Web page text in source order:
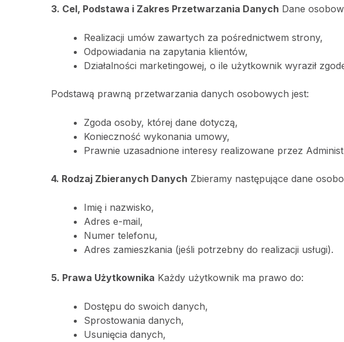
3. Cel, Podstawa i Zakres Przetwarzania Danych Dane
Realizacji umów zawartych za pośrednictwem strony,
Odpowiadania na zapytania klientów,
Działalności marketingowej, o ile użytkownik wyraził
Podstawą prawną przetwarzania danych osobowych jest:
Zgoda osoby, której dane dotyczą,
Konieczność wykonania umowy,
Prawnie uzasadnione interesy realizowane przez
4. Rodzaj Zbieranych Danych Zbieramy następujące dane
Imię i nazwisko,
Adres e-mail,
Numer telefonu,
Adres zamieszkania (jeśli potrzebny do realizacji usługi).
5. Prawa Użytkownika Każdy użytkownik ma prawo do:
Dostępu do swoich danych,
Sprostowania danych,
Usunięcia danych,